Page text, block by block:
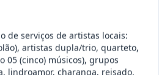
:07/08/2026 Ver detalhes
de serviços de artistas locais:
artistas dupla/trio, quarteto,
05 (cinco) músicos), grupos
lindroamor, charanga, reisado,